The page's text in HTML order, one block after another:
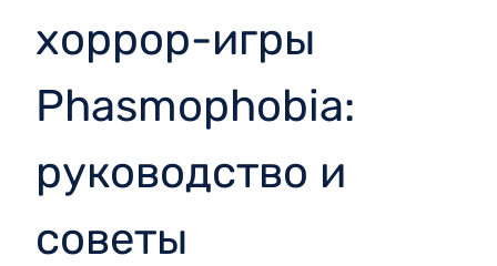
хоррор-игры
Phasmophobia:
руководство и
советы